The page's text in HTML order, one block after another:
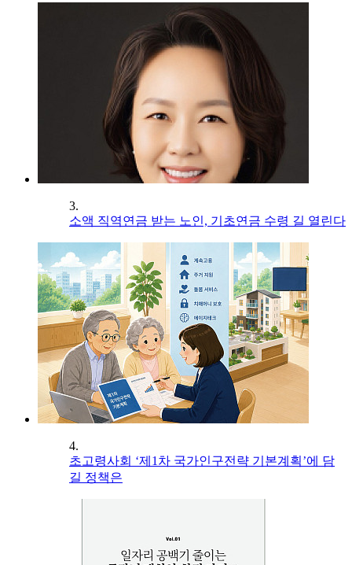
3.
소액 직역연금 받는 노인, 기초연금 수령 길 열린다
4.
초고령사회 ‘제1차 국가인구전략 기본계획’에 담
길 정책은